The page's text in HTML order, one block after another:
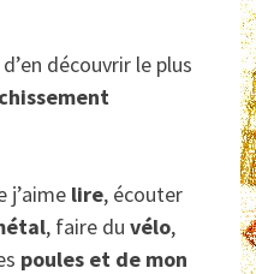
découvrir le plus
j’aime lire, écouter
, faire duvélo,
poules et de mon